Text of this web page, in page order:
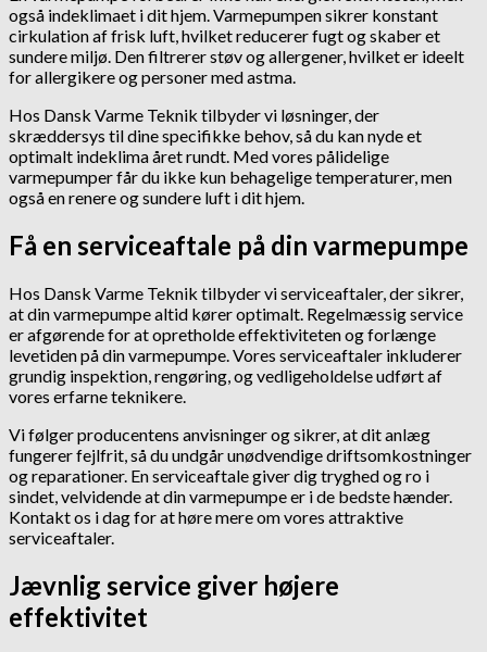
også indeklimaet i dit hjem. Varmepumpen sikrer konstant
cirkulation af frisk luft, hvilket reducerer fugt og skaber et
sundere miljø. Den filtrerer støv og allergener, hvilket er ideelt
for allergikere og personer med astma.
Hos Dansk Varme Teknik tilbyder vi løsninger, der
skræddersys til dine specifikke behov, så du kan nyde et
optimalt indeklima året rundt. Med vores pålidelige
varmepumper får du ikke kun behagelige temperaturer, men
også en renere og sundere luft i dit hjem.
Få en serviceaftale på din varmepumpe
Hos Dansk Varme Teknik tilbyder vi serviceaftaler, der sikrer,
at din varmepumpe altid kører optimalt. Regelmæssig service
er afgørende for at opretholde effektiviteten og forlænge
levetiden på din varmepumpe. Vores serviceaftaler inkluderer
grundig inspektion, rengøring, og vedligeholdelse udført af
vores erfarne teknikere.
Vi følger producentens anvisninger og sikrer, at dit anlæg
fungerer fejlfrit, så du undgår unødvendige driftsomkostninger
og reparationer. En serviceaftale giver dig tryghed og ro i
sindet, velvidende at din varmepumpe er i de bedste hænder.
Kontakt os i dag for at høre mere om vores attraktive
serviceaftaler.
Jævnlig service giver højere
effektivitet